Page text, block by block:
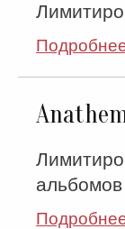
альбомов